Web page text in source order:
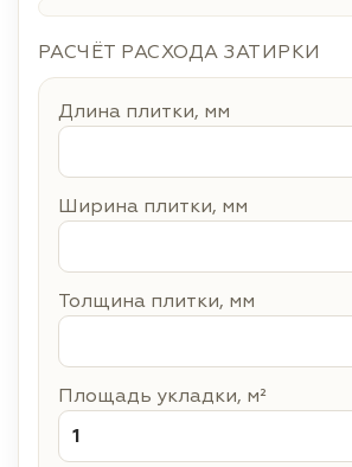
РАСЧЁТ РАСХОДА ЗАТИРКИ
Длина плитки, мм
Ширина плитки, мм
Толщина плитки, мм
Площадь укладки, м²